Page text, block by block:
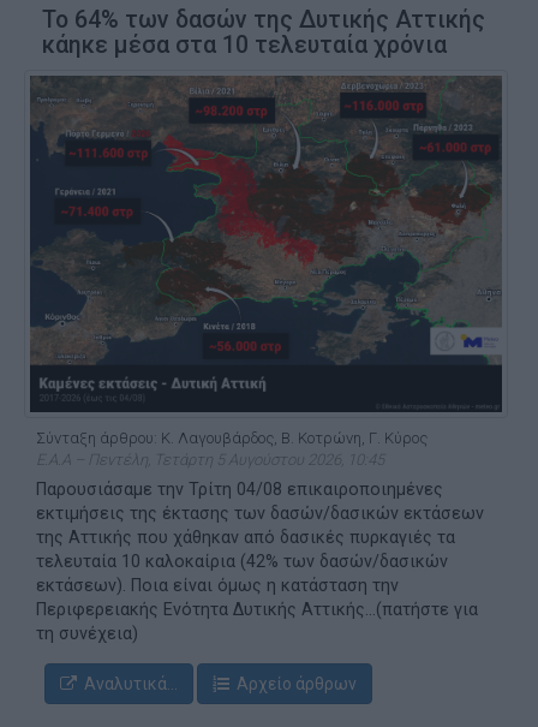
Το 64% των δασών της Δυτικής Αττικής
κάηκε μέσα στα 10 τελευταία χρόνια
Σύνταξη άρθρου: Κ. Λαγουβάρδος, Β. Κοτρώνη, Γ. Κύρος
Ε.Α.Α – Πεντέλη, Τετάρτη 5 Αυγούστου 2026, 10:45
Παρουσιάσαμε την Τρίτη 04/08 επικαιροποιημένες
εκτιμήσεις της έκτασης των δασών/δασικών εκτάσεων
της Αττικής που χάθηκαν από δασικές πυρκαγιές τα
τελευταία 10 καλοκαίρια (42% των δασών/δασικών
εκτάσεων). Ποια είναι όμως η κατάσταση την
Περιφερειακής Ενότητα Δυτικής Αττικής...(πατήστε για
τη συνέχεια)
Αναλυτικά... Αρχείο άρθρων